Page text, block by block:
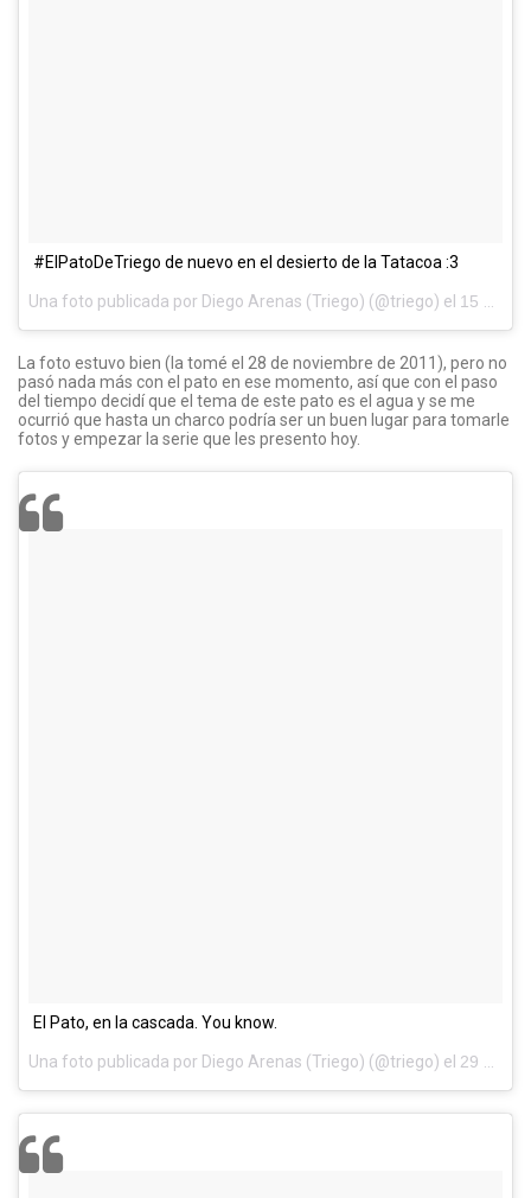
#ElPatoDeTriego de nuevo en el desierto de la Tatacoa :3
Una foto publicada por Diego Arenas (Triego) (@triego) el 15 de Ago de 2016 a la(s) 11:36 PDT
La foto estuvo bien (la tomé el 28 de noviembre de 2011), pero no
pasó nada más con el pato en ese momento, así que con el paso
del tiempo decidí que el tema de este pato es el agua y se me
ocurrió que hasta un charco podría ser un buen lugar para tomarle
fotos y empezar la serie que les presento hoy.
El Pato, en la cascada. You know.
Una foto publicada por Diego Arenas (Triego) (@triego) el 29 de Jun de 2014 a la(s) 10:07 PDT